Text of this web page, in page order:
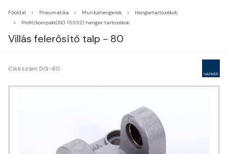
Főoldal Pneumatika Munkahengerek
Hengertartozékok
Profil/kompakt(ISO 15552) henger tartozékok
Villás felerősítő talp - 80
Cikkszám DG-80